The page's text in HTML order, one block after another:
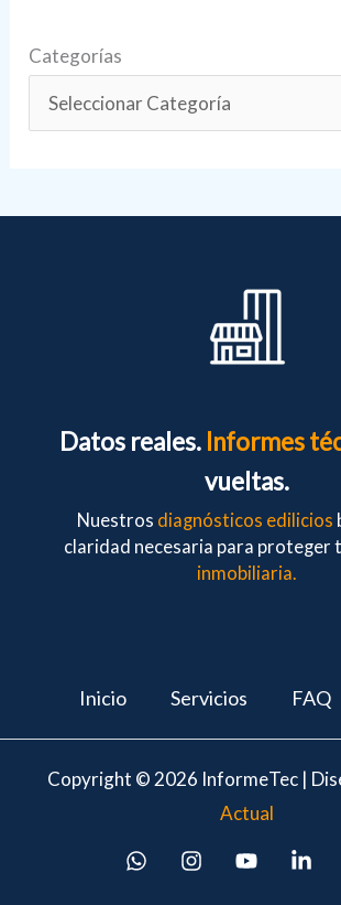
Categorías
Datos reales. Informes
vueltas.
Nuestros diagnósticos edilicios
claridad necesaria para proteger
inmobiliaria.
Inicio Servicios FAQ
Copyright © 2026 InformeTec |
Actual